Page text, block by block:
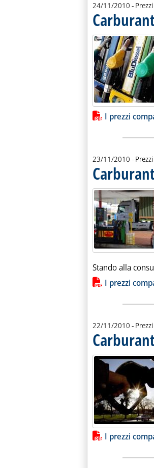
24/11/2010 -
ListaI prezzi
23/11/2010 -
Stando alla
ListaI prezzi
22/11/2010 -
ListaI prezzi